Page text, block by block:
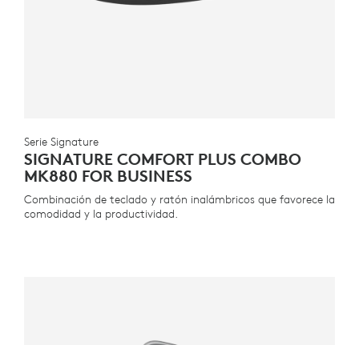
Serie Signature
SIGNATURE COMFORT PLUS COMBO
MK880 FOR BUSINESS
Combinación de teclado y ratón inalámbricos que favorece la
comodidad y la productividad.